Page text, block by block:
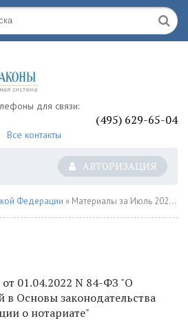
для связи:
(495) 629-65-04
Все контакты
АВТОРИЗАЦИЯ
Федерации » Материалы за Июль 2022 года
01.04.2022 N 84-ФЗ "О
в Основы законодательства
о нотариате"